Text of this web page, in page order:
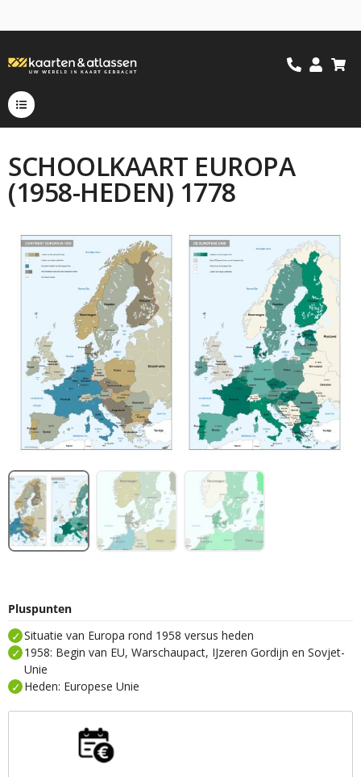
SCHOOLKAART EUROPA
(1958-HEDEN) 1778
Pluspunten
Situatie van Europa rond 1958 versus heden
1958: Begin van EU, Warschaupact, IJzeren Gordijn en Sovjet-
Unie
Heden: Europese Unie